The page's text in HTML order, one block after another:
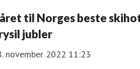
til Norges beste
jubler
november 2022 11:23